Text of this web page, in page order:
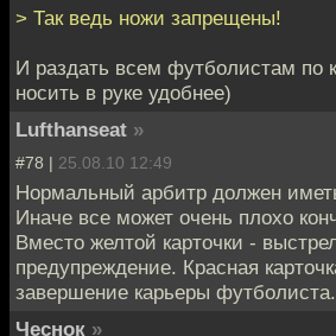
> Так ведь ножи запрещены!
И раздать всем футболистам по
носить в руке удобнее)
Lufthanseat »
#78 | 25.08.10 12:49
Нормальный арбитр должен
Иначе все может очень плохо
Вместо желтой карточки -
предупреждение. Красная
завершение карьеры футболиста.
Чеснок »